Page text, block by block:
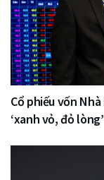
Cổ phiếu vốn
‘xanh vỏ, đỏ lòng’